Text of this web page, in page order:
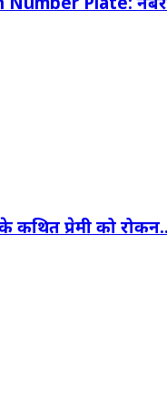
Number Plate:
प्रेमी को